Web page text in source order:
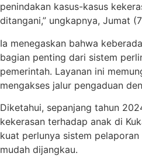
penindakan kasus-kasus
ditangani,” ungkapnya, Jumat
Ia menegaskan bahwa
bagian penting dari sistem
pemerintah. Layanan ini
mengakses jalur pengaduan
Diketahui, sepanjang tahun
kekerasan terhadap anak di
kuat perlunya sistem
mudah dijangkau.